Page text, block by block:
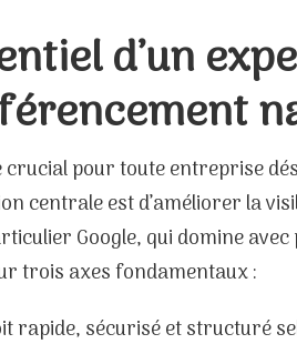
d’un
crucial pour toute entreprise
centrale est d’améliorer la
Google, qui domine avec
trois axes fondamentaux :
rapide, sécurisé et structuré